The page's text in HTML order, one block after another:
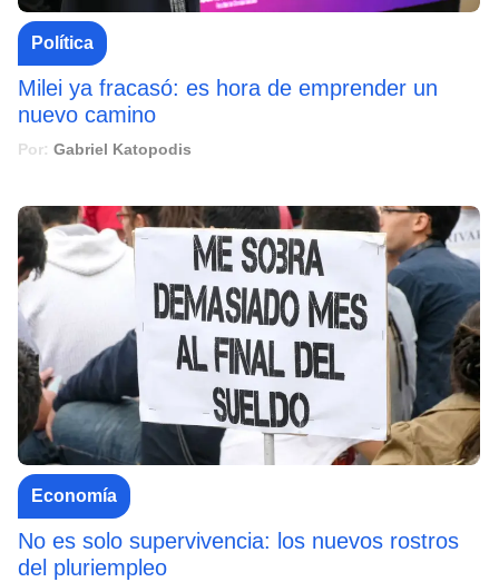
Política
Milei ya fracasó: es hora de emprender un
nuevo camino
Por: Gabriel Katopodis
Economía
No es solo supervivencia: los nuevos rostros
del pluriempleo